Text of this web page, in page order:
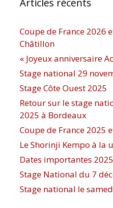
Articles récents
Coupe de France 2026
Châtillon
« Joyeux anniversaire
Stage national 29
Stage Côte Ouest 2025
Retour sur le stage
2025 à Bordeaux
Coupe de France 2025
Le Shorinji Kempo à la
Dates importantes
Stage National du 7
Stage national le